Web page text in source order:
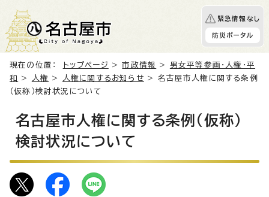
緊急情報なし
防災ポータル
現在の位置： トップページ >市政情報 > 男女平等参画・人権・平
和
> 人権 > 人権に関するお知らせ > 名古屋市人権に関する条例
（仮称）検討状況について
名古屋市人権に関する条例（仮称）
検討状況について